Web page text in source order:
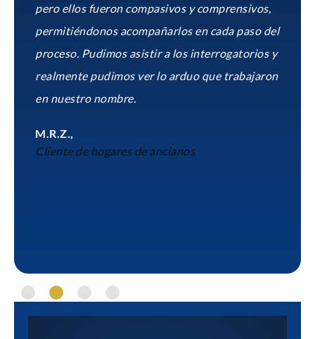
pero ellos fueron compasivos y comprensivos,
permitiéndonos acompañarlos en cada paso del
proceso. Pudimos asistir a los interrogatorios y
realmente pudimos ver lo arduo que trabajaron
en nuestro nombre.
M.R.Z.,
Cliente de hogares de ancianos